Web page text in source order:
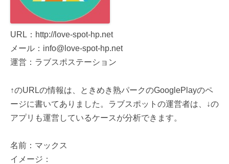
URL：http://love-spot-hp.net
メール：info@love-spot-hp.net
運営：ラブスポステーション
↑のURLの情報は、ときめき熟パークのGooglePlayのペ
ージに書いてありました。ラブスポットの運営者は、↓の
アプリも運営しているケースが分析できます。
名前：マックス
イメージ：